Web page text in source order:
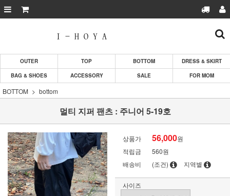
OUTER TOP BOTTOM
DRESS & SKIRT
BAG & SHOES
ACCESSORY SALE FOR MOM
BOTTOM bottom
멀티 지퍼 팬츠 : 주니어 5-19호
상품가 56,000원
적립금
560원
배송비
(조건) 지역별
사이즈